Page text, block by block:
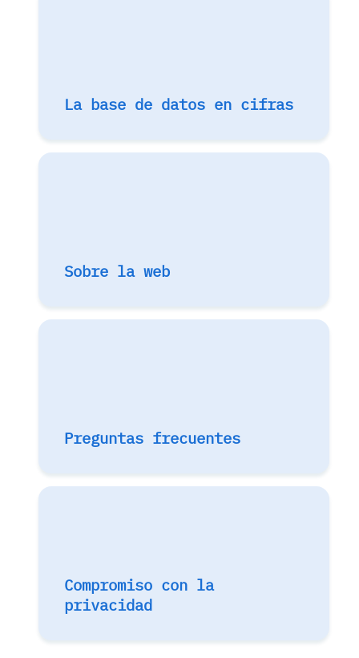
La base de datos en cifras
Sobre la web
Preguntas frecuentes
Compromiso con la
privacidad